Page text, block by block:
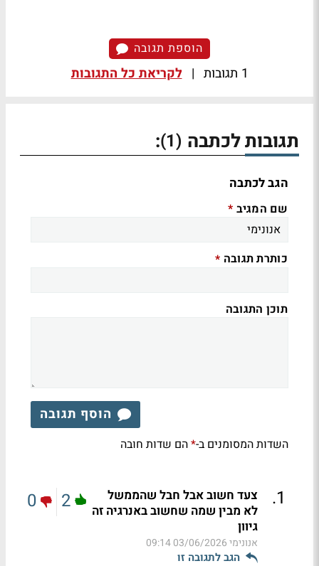
הוספת תגובה
1 תגובות | לקריאת כל התגובות
תגובות לכתבה (1)
:
הגב לכתבה
שם המגיב *
כותרת תגובה *
תוכן התגובה
הוסף תגובה
השדות המסומנים ב-*הם שדות חובה
1
.
צעד חשוב אבל חבל שהממשל
לא מבין שמה שחשוב באנרגיה זה
גיוון
אנונימי03/06/2026 09:14
הגב לתגובה זו
2
0